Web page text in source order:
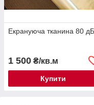
Екрануюча тканина 80 дБ
1 500 ₴/кв.м
Купити